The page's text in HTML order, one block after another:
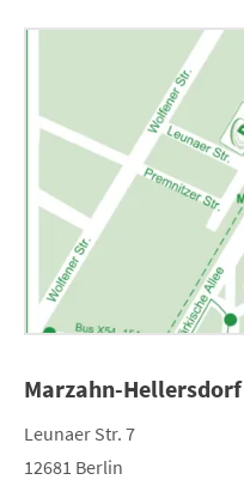
Marzahn-Hellersdorf
Leunaer Str. 7
12681 Berlin